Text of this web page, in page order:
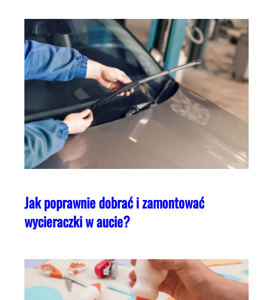
Jak poprawnie dobrać i zamontować
wycieraczki w aucie?